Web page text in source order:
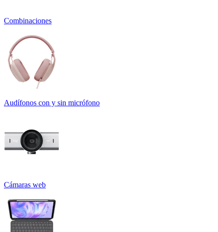
Combinaciones
Audífonos con y sin micrófono
Cámaras web